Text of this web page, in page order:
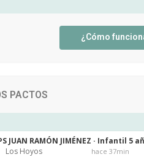
¿Cómo
PACTOS
JUAN RAMÓN JIMÉNEZ · Infantil 5
Los Hoyos
hace 37min